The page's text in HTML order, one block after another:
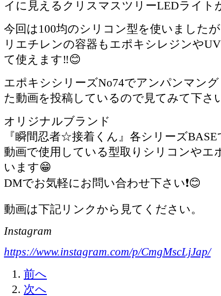
イに見えるクリスマスツリーLEDライト
今回は100均のシリコン型を使いました
リエチレンの容器もエポキシレジンや
て使えます‼️😊
エポキシシリーズNo74でアンパンマン
た動画を投稿しているので見てみて下さ
オリジナルブランド
『瞬間忍者☆接着くん』各シリーズBASE
動画で使用している型取りシリコンやエ
います😁
DMでお気軽にお問い合わせ下さい❗️😊
動画は下記リンクから見てください。
Instagram
https://www.instagram.com/p/CmgMscLjJap/
前へ
次へ